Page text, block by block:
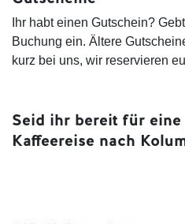
Ihr habt einen Gutschein?
Buchung ein. Ältere
kurz bei uns, wir reservieren
Seid ihr bereit für
Kaffeereise nach